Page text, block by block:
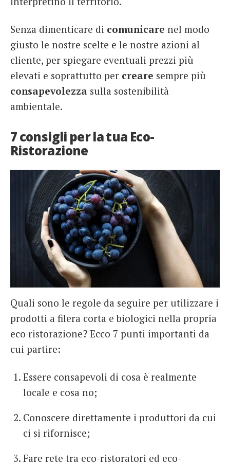
Senza dimenticare di comunicare nel modo
giusto le nostre scelte e le nostre azioni al
cliente, per spiegare eventuali prezzi più
elevati e soprattutto per creare sempre più
consapevolezza sulla sostenibilità
ambientale.
7 consigli per la tua Eco-
Ristorazione
Quali sono le regole da seguire per utilizzare i
prodotti a filera corta e biologici nella propria
eco ristorazione? Ecco 7 punti importanti da
cui partire:
Essere consapevoli di cosa è realmente
locale e cosa no;
Conoscere direttamente i produttori da cui
ci si rifornisce;
Fare rete tra eco-ristoratori ed eco-